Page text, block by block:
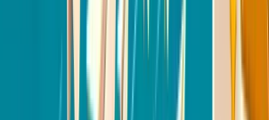
Vermijd corporate jargon
Woorden als "synergie", "unieke
"marktleider" wekken